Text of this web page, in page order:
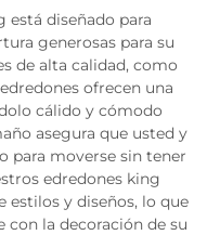
diseñado para
generosas para su
de alta calidad, como
ofrecen una
cálido y cómodo
asegura que usted y
para moverse sin tener
edredones king
estilos y diseños, lo que
la decoración de su